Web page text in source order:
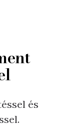
és